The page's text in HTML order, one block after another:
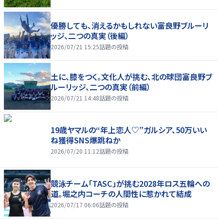
優勝しても、消えるかもしれない――富良野ブルーリ
ッジ、二つの真実（後編）
2026/07/21 15:25話題の投稿
土に、膝をつく。文化人が挑む、北の球団――富良野ブ
ルーリッジ、二つの真実（前編）
2026/07/21 14:48話題の投稿
19歳ヤマルの“年上恋人♡”ガルシア、50万いい
ね獲得SNS爆跳ねか
2026/07/20 11:12話題の投稿
競泳チーム「TASC」が挑む2028年ロス五輪への
道。堀之内コーチの人間性に惹かれて結成
2026/07/17 06:06話題の投稿